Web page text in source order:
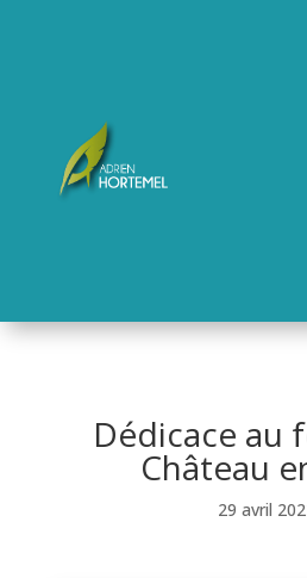
Dédicace au
Château
29 avril